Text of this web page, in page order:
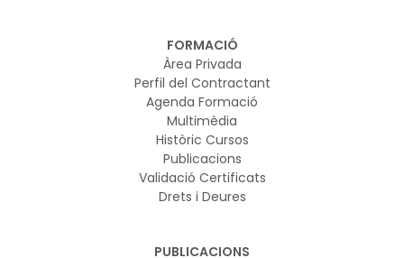
FORMACIÓ
Àrea Privada
Perfil del Contractant
Agenda Formació
Multimèdia
Històric Cursos
Publicacions
Validació Certificats
Drets i Deures
PUBLICACIONS